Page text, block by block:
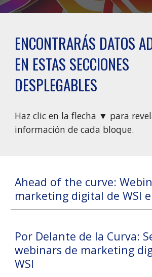
ENCONTRARÁS DATOS
EN ESTAS SECCIONES
DESPLEGABLES
Haz clic en la flecha ▼ para
información de cada bloque.
Ahead of the curve:
marketing digital de WSI
Por Delante de la Curva:
webinars de marketing
WSI